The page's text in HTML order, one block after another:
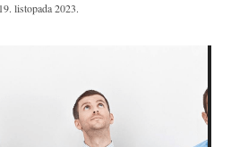
19. listopada 2023.